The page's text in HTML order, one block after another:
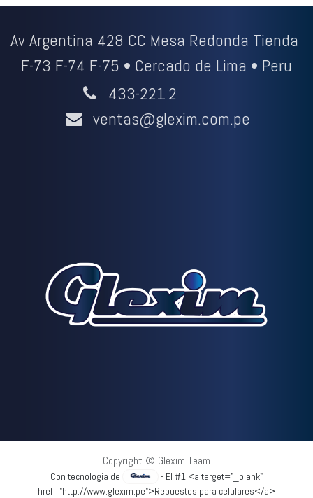
Av Argentina 428 CC Mesa Redonda Tienda
F-73 F-74 F-75 • Cercado de Lima • Peru
433-2212
ventas@glexim.com.pe
Copyright © Glexim Team
Con tecnología de
- El #1 <a target="_blank"
href="http://www.glexim.pe">Repuestos para celulares</a>